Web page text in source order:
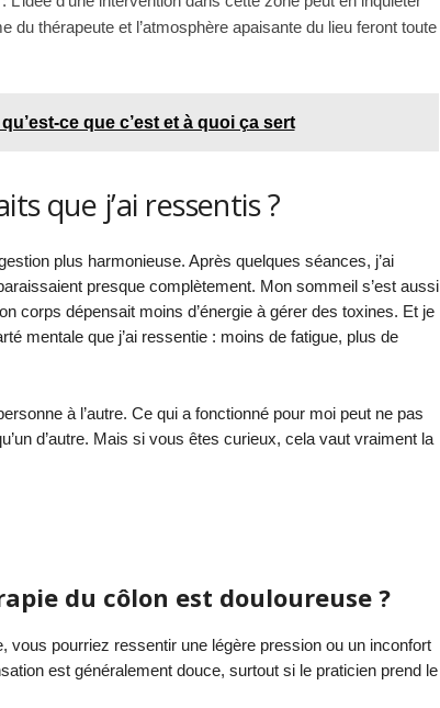
du thérapeute et l’atmosphère apaisante du lieu feront toute
ce que c’est et à quoi ça sert
que j’ai ressentis ?
plus harmonieuse. Après quelques séances, j’ai
presque complètement. Mon sommeil s’est aussi
corps dépensait moins d’énergie à gérer des toxines. Et je
mentale que j’ai ressentie : moins de fatigue, plus de
à l’autre. Ce qui a fonctionné pour moi peut ne pas
d’autre. Mais si vous êtes curieux, cela vaut vraiment la
du côlon est douloureuse ?
vous pourriez ressentir une légère pression ou un inconfort
est généralement douce, surtout si le praticien prend le